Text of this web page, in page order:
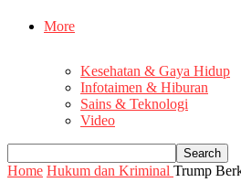
More
Kesehatan & Gaya Hidup
Infotaimen & Hiburan
Sains & Teknologi
Video
Home Hukum dan Kriminal Trump